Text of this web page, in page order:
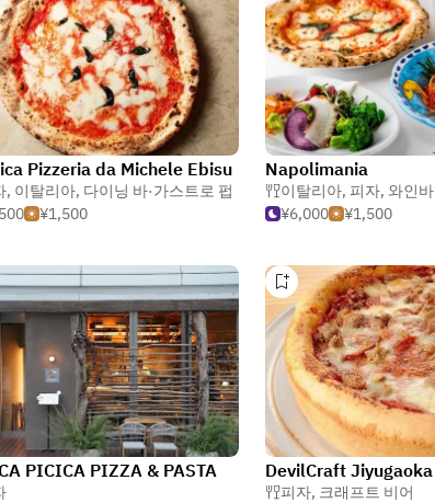
Pizzeria da Michele Ebisu
, 이탈리아, 다이닝 바·가스트로 펍
¥1,500
Napolimania
이탈리아, 피자, 와인바
¥6,000
¥1,500
PICICA PIZZA & PASTA DevilCraft Jiyugaoka
피자, 크래프트 비어